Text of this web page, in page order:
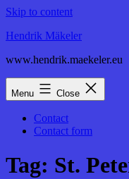
Skip to content
Hendrik Mäkeler
www.hendrik.maekeler.eu
Menu Close
Contact
Contact form
Tag: St.